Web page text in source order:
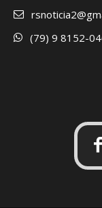
(79) 9 8152-